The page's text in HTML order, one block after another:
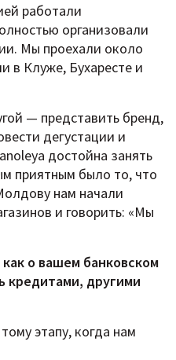
работали
организовали
Мы проехали около
в Клуже, Бухаресте и
— представить бренд,
дегустации и
достойна занять
приятным было то, что
нам начали
и говорить: «Мы
о вашем банковском
кредитами, другими
этапу, когда нам